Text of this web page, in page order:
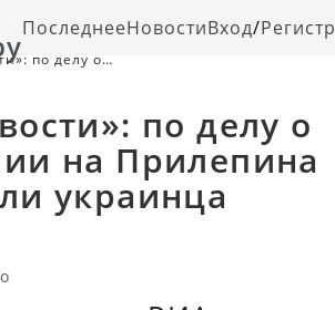
ПоследнееНовостиВход/
по делу о
по делу о
на Прилепина
украинца